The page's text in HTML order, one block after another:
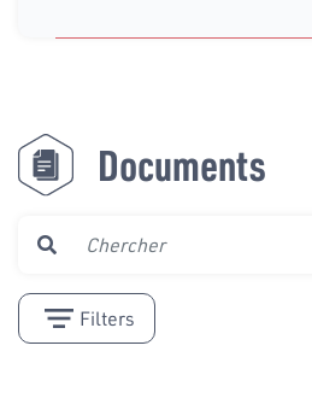
Documents
Filters